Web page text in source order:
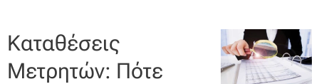
Καταθέσεις
Μετρητών: Πότε